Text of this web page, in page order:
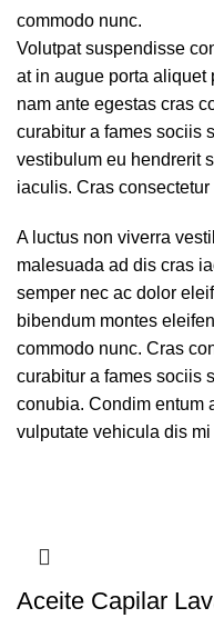
commodo nunc.
Volutpat suspendisse
at in augue porta aliquet
nam ante egestas cras
curabitur a fames sociis
vestibulum eu hendrerit
iaculis. Cras
A luctus non viverra
malesuada ad dis cras
semper nec ac dolor
bibendum montes
commodo nunc. Cras
curabitur a fames sociis
conubia. Condim entum
vulputate vehicula dis
Aceite Capilar